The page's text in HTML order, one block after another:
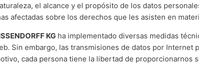
el alcance y el propósito de los datos
afectadas sobre los derechos que les asisten en
KG ha implementado diversas medidas
Sin embargo, las transmisiones de datos por
cada persona tiene la libertad de proporcionarnos